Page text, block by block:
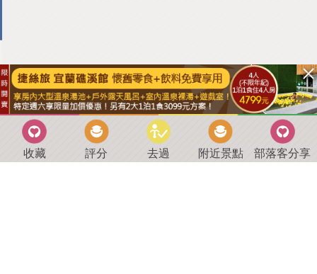
收藏 評分 去過 附近景點 部落客分享